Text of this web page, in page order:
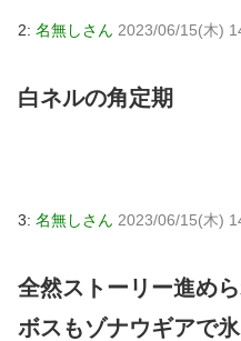
2: 名無しさん 2023/06/15(木)
白ネルの角定期
3: 名無しさん 2023/06/15(木)
全然ストーリー進め
ボスもゾナウギアで